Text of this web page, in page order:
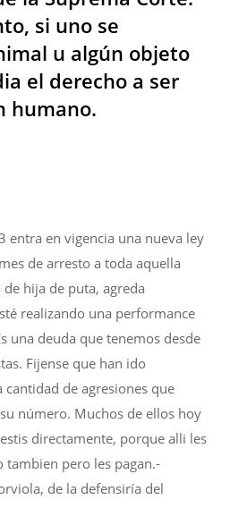
si uno se
u algún objeto
el derecho a ser
humano.
entra en vigencia una nueva ley
de arresto a toda aquella
hija de puta, agreda
realizando una performance
una deuda que tenemos desde
Fijense que han ido
de agresiones que
número. Muchos de ellos hoy
directamente, porque alli les
pero les pagan.-
de la defensiría del